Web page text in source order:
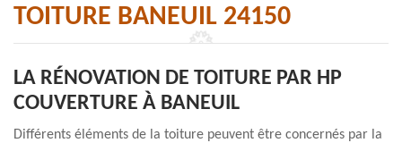
TOITURE BANEUIL 24150
LA RÉNOVATION DE TOITURE PAR HP
COUVERTURE À BANEUIL
Différents éléments de la toiture peuvent être concernés par la